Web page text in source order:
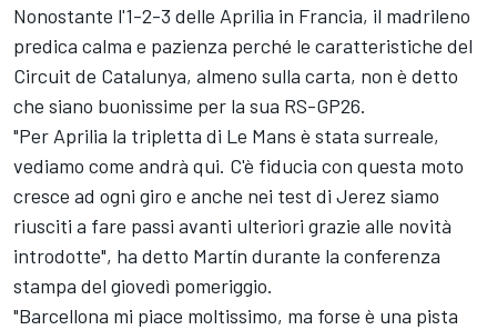
Nonostante l'1-2-3 delle Aprilia in Francia, il madrileno
predica calma e pazienza perché le caratteristiche del
Circuit de Catalunya, almeno sulla carta, non è detto
che siano buonissime per la sua RS-GP26.
"Per Aprilia la tripletta di Le Mans è stata surreale,
vediamo come andrà qui. C'è fiducia con questa moto
cresce ad ogni giro e anche nei test di Jerez siamo
riusciti a fare passi avanti ulteriori grazie alle novità
introdotte", ha detto Martín durante la conferenza
stampa del giovedì pomeriggio.
"Barcellona mi piace moltissimo, ma forse è una pista